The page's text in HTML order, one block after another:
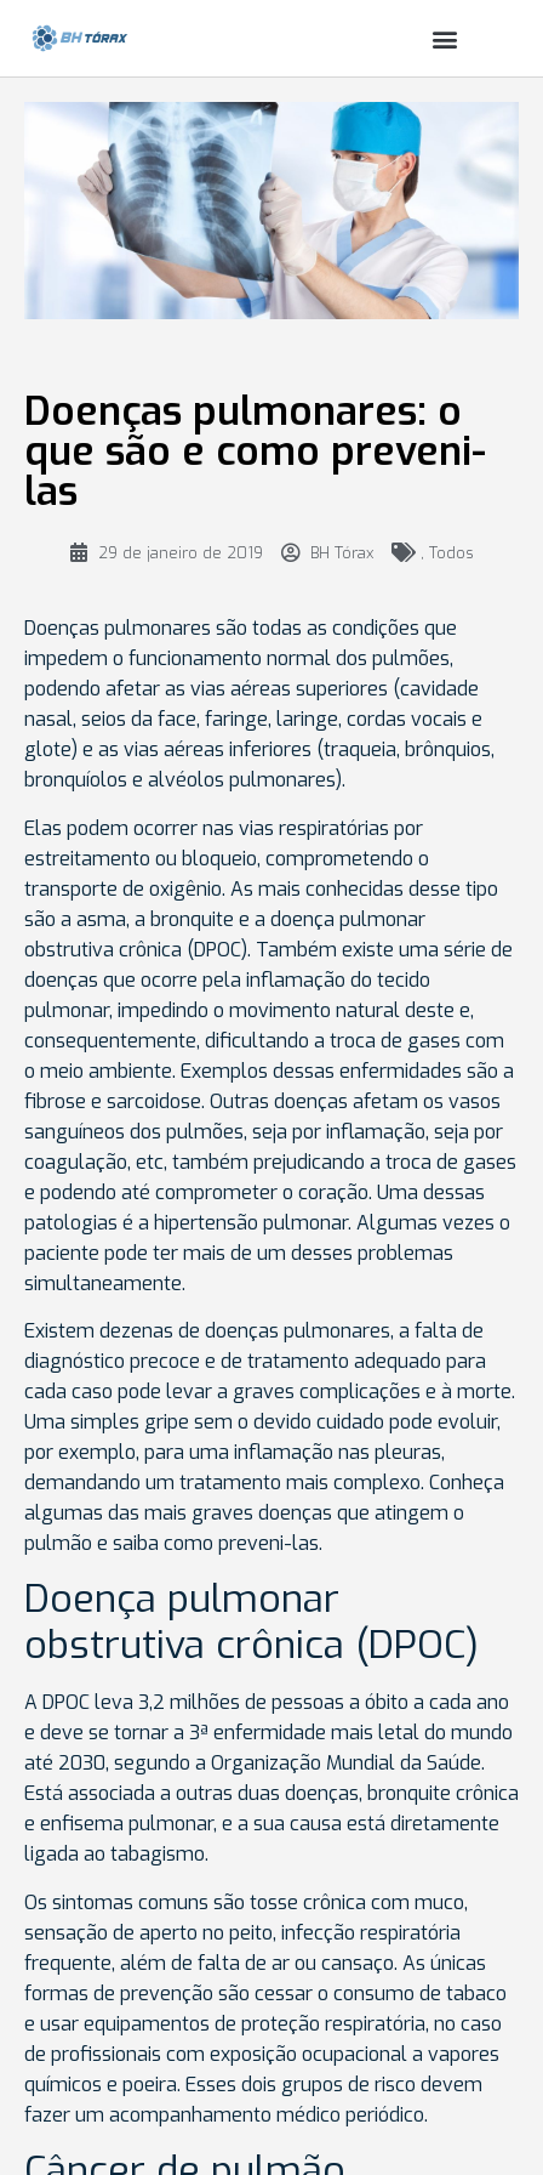
Doenças pulmonares: o
que são e como preveni-
las
29 de janeiro de 2019 BH Tórax , Todos
Doenças pulmonares são todas as condições que
impedem o funcionamento normal dos pulmões,
podendo afetar as vias aéreas superiores (cavidade
nasal, seios da face, faringe, laringe, cordas vocais e
glote) e as vias aéreas inferiores (traqueia, brônquios,
bronquíolos e alvéolos pulmonares).
Elas podem ocorrer nas vias respiratórias por
estreitamento ou bloqueio, comprometendo o
transporte de oxigênio. As mais conhecidas desse tipo
são a asma, a bronquite e a doença pulmonar
obstrutiva crônica (DPOC). Também existe uma série de
doenças que ocorre pela inflamação do tecido
pulmonar, impedindo o movimento natural deste e,
consequentemente, dificultando a troca de gases com
o meio ambiente. Exemplos dessas enfermidades são a
fibrose e sarcoidose. Outras doenças afetam os vasos
sanguíneos dos pulmões, seja por inflamação, seja por
coagulação, etc, também prejudicando a troca de gases
e podendo até comprometer o coração. Uma dessas
patologias é a hipertensão pulmonar. Algumas vezes o
paciente pode ter mais de um desses problemas
simultaneamente.
Existem dezenas de doenças pulmonares, a falta de
diagnóstico precoce e de tratamento adequado para
cada caso pode levar a graves complicações e à morte.
Uma simples gripe sem o devido cuidado pode evoluir,
por exemplo, para uma inflamação nas pleuras,
demandando um tratamento mais complexo. Conheça
algumas das mais graves doenças que atingem o
pulmão e saiba como preveni-las.
Doença pulmonar
obstrutiva crônica (DPOC)
A DPOC leva 3,2 milhões de pessoas a óbito a cada ano
e deve se tornar a 3ª enfermidade mais letal do mundo
até 2030, segundo a Organização Mundial da Saúde.
Está associada a outras duas doenças, bronquite crônica
e enfisema pulmonar, e a sua causa está diretamente
ligada ao tabagismo.
Os sintomas comuns são tosse crônica com muco,
sensação de aperto no peito, infecção respiratória
frequente, além de falta de ar ou cansaço. As únicas
formas de prevenção são cessar o consumo de tabaco
e usar equipamentos de proteção respiratória, no caso
de profissionais com exposição ocupacional a vapores
químicos e poeira. Esses dois grupos de risco devem
fazer um acompanhamento médico periódico.